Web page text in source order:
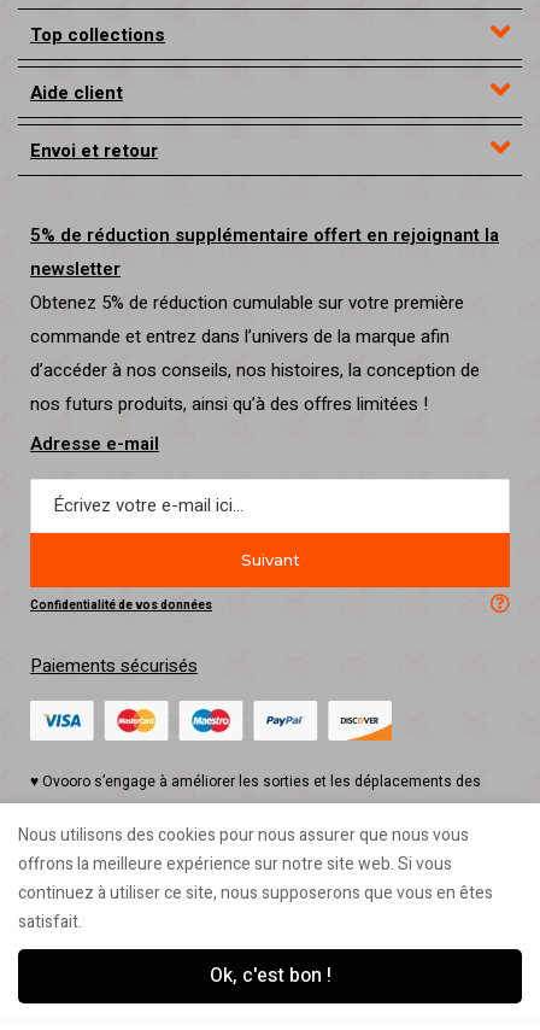
Top collections
Aide client
Envoi et retour
Adresse e-mail
Suivant
Confidentialité de vos données
5% de réduction supplémentaire offert en rejoignant la
newsletter
Obtenez 5% de réduction cumulable sur votre première
commande et entrez dans l’univers de la marque afin
d’accéder à nos conseils, nos histoires, la conception de
nos futurs produits, ainsi qu’à des offres limitées !
♥ Ovooro s’engage à améliorer les sorties et les déplacements des
utiles et éco-responsables 🌿 🇫🇷
2025 © Ovooro, tous droits réservés
Paiements sécurisés
Nous utilisons des cookies pour nous assurer que nous vous
offrons la meilleure expérience sur notre site web. Si vous
continuez à utiliser ce site, nous supposerons que vous en êtes
satisfait.
Ok, c'est bon !